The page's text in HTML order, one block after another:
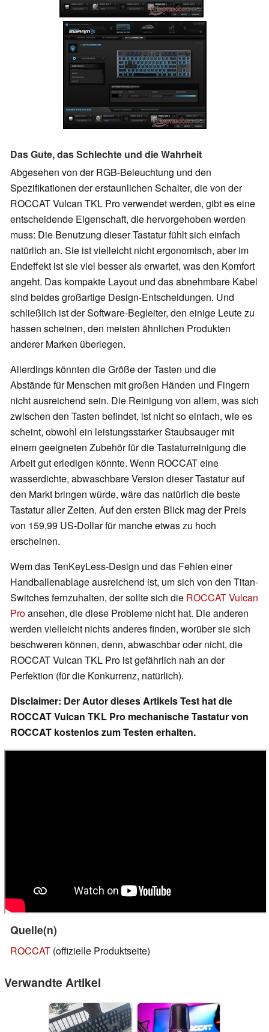
Das Gute, das Schlechte und die Wahrheit
Abgesehen von der RGB-Beleuchtung und den
Spezifikationen der erstaunlichen Schalter, die von der
ROCCAT Vulcan TKL Pro verwendet werden, gibt es eine
entscheidende Eigenschaft, die hervorgehoben werden
muss: Die Benutzung dieser Tastatur fühlt sich einfach
natürlich an. Sie ist vielleicht nicht ergonomisch, aber im
Endeffekt ist sie viel besser als erwartet, was den Komfort
angeht. Das kompakte Layout und das abnehmbare Kabel
sind beides großartige Design-Entscheidungen. Und
schließlich ist der Software-Begleiter, den einige Leute zu
hassen scheinen, den meisten ähnlichen Produkten
anderer Marken überlegen.
Allerdings könnten die Größe der Tasten und die
Abstände für Menschen mit großen Händen und Fingern
nicht ausreichend sein. Die Reinigung von allem, was sich
zwischen den Tasten befindet, ist nicht so einfach, wie es
scheint, obwohl ein leistungsstarker Staubsauger mit
einem geeigneten Zubehör für die Tastaturreinigung die
Arbeit gut erledigen könnte. Wenn ROCCAT eine
wasserdichte, abwaschbare Version dieser Tastatur auf
den Markt bringen würde, wäre das natürlich die beste
Tastatur aller Zeiten. Auf den ersten Blick mag der Preis
von 159,99 US-Dollar für manche etwas zu hoch
erscheinen.
Wem das TenKeyLess-Design und das Fehlen einer
Handballenablage ausreichend ist, um sich von den Titan-
Switches fernzuhalten, der sollte sich die ROCCAT Vulcan
Proansehen, die diese Probleme nicht hat. Die anderen
werden vielleicht nichts anderes finden, worüber sie sich
beschweren können, denn, abwaschbar oder nicht, die
ROCCAT Vulcan TKL Pro ist gefährlich nah an der
Perfektion (für die Konkurrenz, natürlich).
Disclaimer: Der Autor dieses Artikels Test hat die
ROCCAT Vulcan TKL Pro mechanische Tastatur von
ROCCAT kostenlos zum Testen erhalten.
Quelle(n)
ROCCAT (offizielle Produktseite)
Verwandte Artikel